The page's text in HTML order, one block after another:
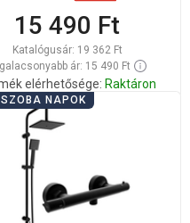
15 490 Ft
Katalógusár: 19 362 Ft
ár: 15 490 Ft
elérhetősége: Raktáron
Kosárba
Hasonlítsa
össze
NAPOK